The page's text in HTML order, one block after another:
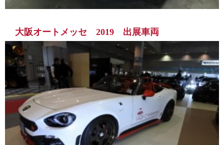
大阪オートメッセ 2019 出展車両